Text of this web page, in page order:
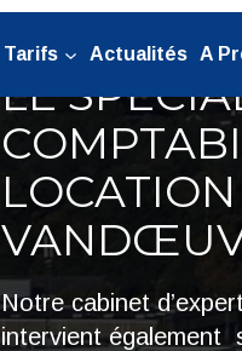
Tarifs Actualités A
LE
Notre cabinet
intervient également